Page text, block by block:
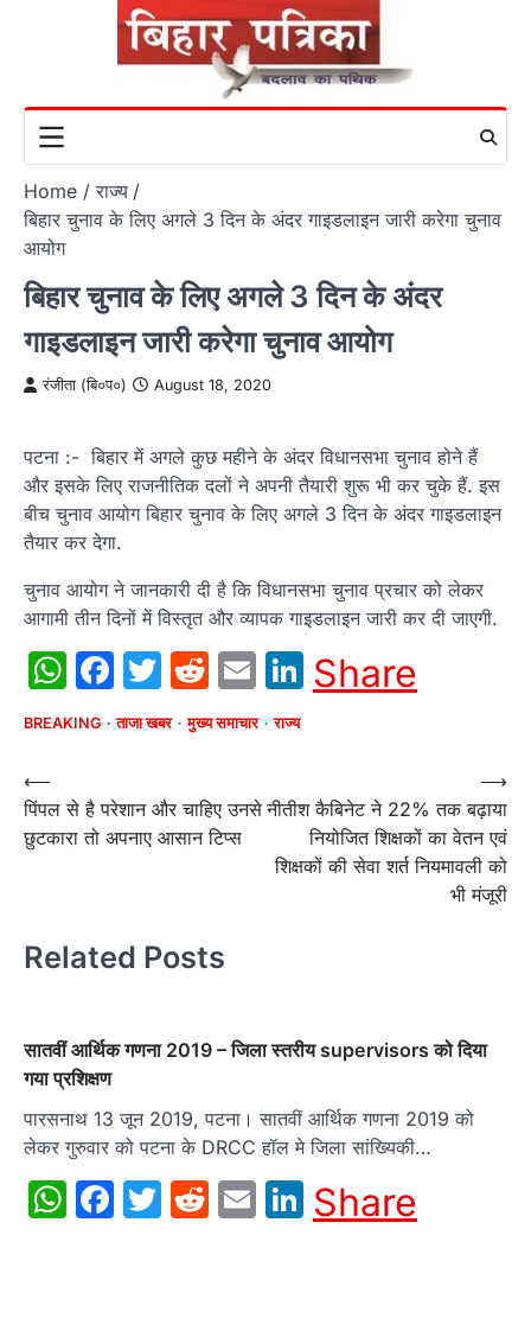
Home
राज्य
बिहार चुनाव के लिए अगले 3 दिन के अंदर गाइडलाइन जारी करेगा चुनाव
आयोग
बिहार चुनाव के लिए अगले 3 दिन के अंदर
गाइडलाइन जारी करेगा चुनाव आयोग
रंजीता (बि०प०) August 18, 2020
पटना :- बिहार में अगले कुछ महीने के अंदर विधानसभा चुनाव होने हैं
और इसके लिए राजनीतिक दलों ने अपनी तैयारी शुरू भी कर चुके हैं. इस
बीच चुनाव आयोग बिहार चुनाव के लिए अगले 3 दिन के अंदर गाइडलाइन
तैयार कर देगा.
चुनाव आयोग ने जानकारी दी है कि विधानसभा चुनाव प्रचार को लेकर
आगामी तीन दिनों में विस्तृत और व्यापक गाइडलाइन जारी कर दी जाएगी.
WhatsApp
Facebook
Twitter
Reddit
EmailLinkedIn
Share
BREAKING ताजा खबर मुख्य समाचार राज्य
Post
navigation
⟵
पिंपल से है परेशान और चाहिए उनसे
छुटकारा तो अपनाए आसान टिप्स
नीतीश कैबिनेट ने 22% तक बढ़ाया
नियोजित शिक्षकों का वेतन एवं
शिक्षकों की सेवा शर्त नियमावली को
भी मंजूरी
⟶
Related Posts
सातवीं आर्थिक गणना 2019 – जिला स्तरीय supervisors को दिया
गया प्रशिक्षण
पारसनाथ 13 जून 2019, पटना। सातवीं आर्थिक गणना 2019 को
लेकर गुरुवार को पटना के DRCC हॉल मे जिला सांख्यिकी…
WhatsApp
Facebook
Twitter
Reddit
EmailLinkedIn
Share